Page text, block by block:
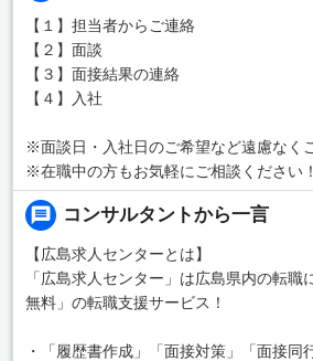
【１】担当者からご連絡
【２】面談
【３】面接結果の連絡
【４】入社
※面談日・入社日のご希望など遠慮なく
※在職中の方もお気軽にご相談ください！
コンサルタントから一言
【広島求人センターとは】
「広島求人センター」は広島県内の転職
無料」の転職支援サービス！
・「履歴書作成」「面接対策」「面接同